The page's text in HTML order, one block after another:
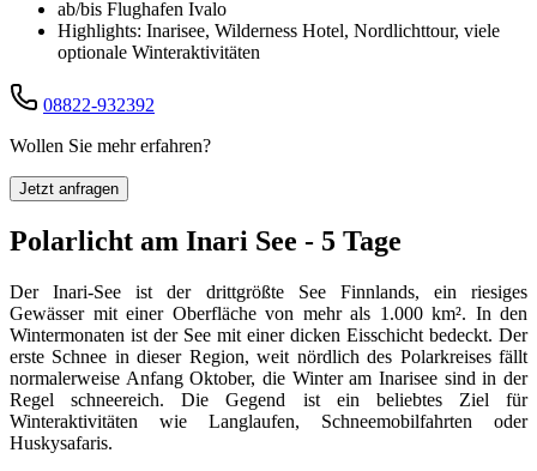
ab/bis Flughafen Ivalo
Highlights: Inarisee, Wilderness Hotel, Nordlichttour, viele
optionale Winteraktivitäten
08822-932392
Wollen Sie mehr erfahren?
Jetzt anfragen
Polarlicht am Inari See - 5 Tage
Der Inari-See ist der drittgrößte See Finnlands, ein riesiges
Gewässer mit einer Oberfläche von mehr als 1.000 km². In den
Wintermonaten ist der See mit einer dicken Eisschicht bedeckt. Der
erste Schnee in dieser Region, weit nördlich des Polarkreises fällt
normalerweise Anfang Oktober, die Winter am Inarisee sind in der
Regel schneereich. Die Gegend ist ein beliebtes Ziel für
Winteraktivitäten wie Langlaufen, Schneemobilfahrten oder
Huskysafaris.